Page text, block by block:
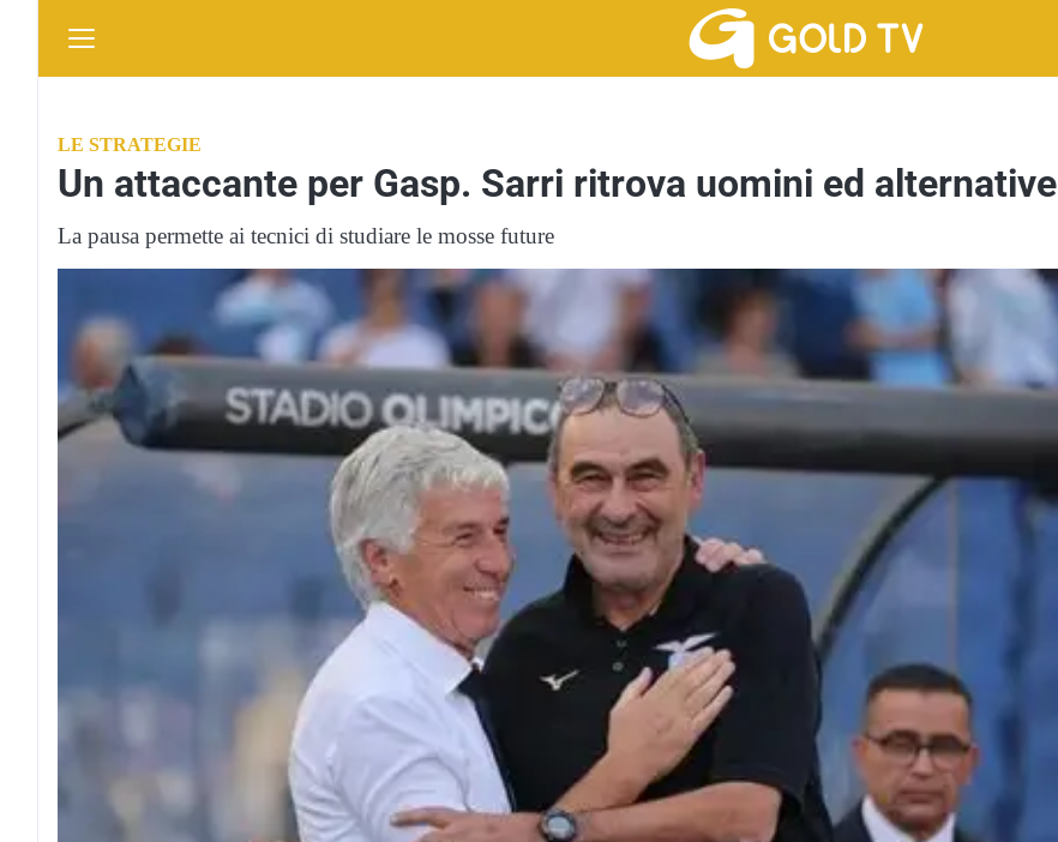
LE STRATEGIE
Un attaccante per Gasp. Sarri ritrova uomini ed alternative
La pausa permette ai tecnici di studiare le mosse future